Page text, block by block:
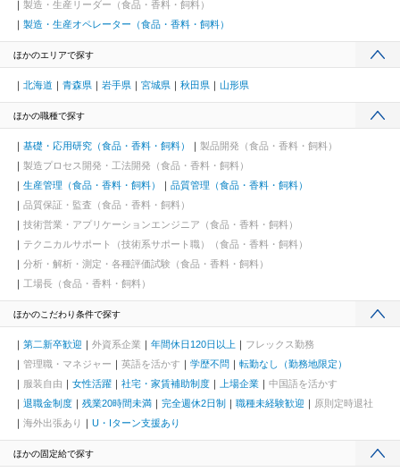
製造・生産リーダー（食品・香料・飼料）
製造・生産オペレーター（食品・香料・飼料）
ほかのエリアで探す
北海道 青森県 岩手県 宮城県 秋田県 山形県
ほかの職種で探す
基礎・応用研究（食品・香料・飼料）
製品開発（食品・香料・飼料）
製造プロセス開発・工法開発（食品・香料・飼料）
生産管理（食品・香料・飼料）
品質管理（食品・香料・飼料）
品質保証・監査（食品・香料・飼料）
技術営業・アプリケーションエンジニア（食品・香料・飼料）
テクニカルサポート（技術系サポート職）（食品・香料・飼料）
分析・解析・測定・各種評価試験（食品・香料・飼料）
工場長（食品・香料・飼料）
ほかのこだわり条件で探す
第二新卒歓迎 外資系企業 年間休日120日以上
フレックス勤務
管理職・マネジャー
英語を活かす 学歴不問
転勤なし（勤務地限定）
服装自由
女性活躍 社宅・家賃補助制度 上場企業
中国語を活かす
退職金制度
残業20時間未満 完全週休2日制 職種未経験歓迎
原則定時退社
海外出張あり
U・Iターン支援あり
ほかの固定給で探す